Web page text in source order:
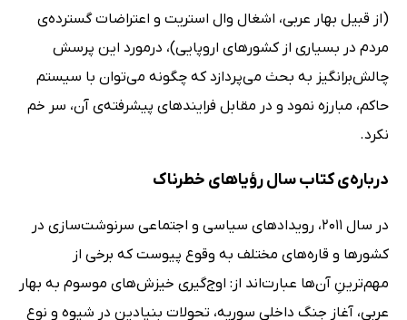
(از قبیل بهار عربی، اشغال وال استریت و اعتراضات گسترده‌ی
مردم در بسیاری از کشورهای اروپایی)، درمورد این پرسش
چالش‌برانگیز به بحث می‌پردازد که چگونه می‌توان با سیستم
حاکم، مبارزه نمود و در مقابل فرایندهای پیشرفته‌ی آن، سر خم
نکرد.
درباره‌ی کتاب سال رؤیاهای خطرناک
در سال 2011، رویدادهای سیاسی و اجتماعی سرنوشت‌سازی در
کشورها و قاره‌های مختلف به وقوع پیوست که برخی از
مهم‌ترینِ آن‌ها عبارت‌اند از: اوج‌گیری خیزش‌های موسوم به بهار
عربی، آغاز جنگ داخلی سوریه، تحولات بنیادین در شیوه‌ و نوع